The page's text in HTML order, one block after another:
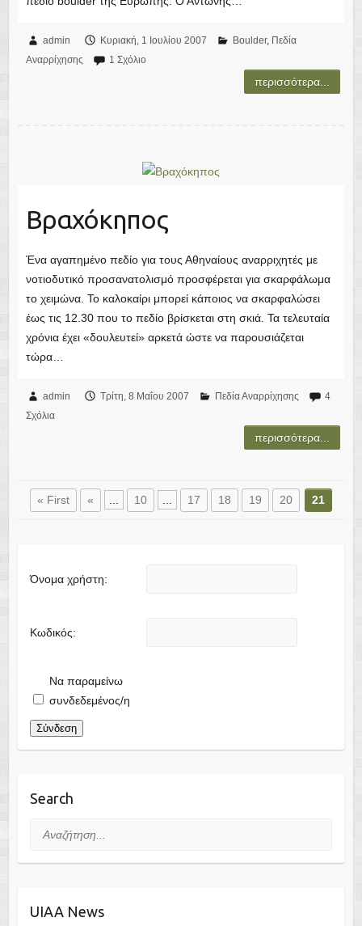
admin Κυριακή, 1 Ιουλίου 2007 Boulder Πεδία
Αναρρίχησης
1 Σχόλιο
Βραχόκηπος
admin Τρίτη, 8 Μαΐου 2007 Πεδία Αναρρίχησης
4
Σχόλια
« First « 10 17 18 19 20 21
Όνομα χρήστη:
Κωδικός:
Να παραμείνω
συνδεδεμένος/η
Σύνδεση
Search
Αναζήτηση...
UIAA News